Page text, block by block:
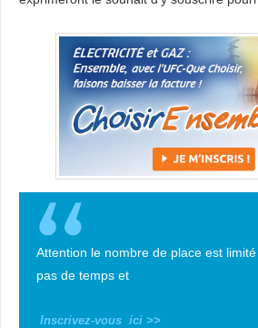
Attention le nombre de place est
pas de temps et
Inscrivez-vous ici >>